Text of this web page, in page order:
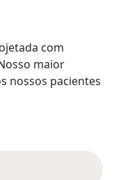
com
maior
nossos pacientes